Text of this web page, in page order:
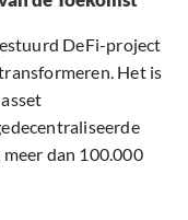
DeFi-project
Het is
dan 100.000